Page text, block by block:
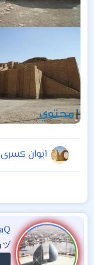
ايوان كسرى
ヅ واحد من الناس ヅ